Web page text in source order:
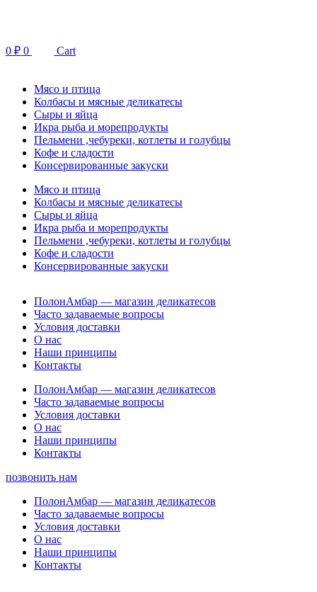
0 ₽ 0 Cart
Мясо и птица
Колбасы и мясные деликатесы
Сыры и яйца
Икра рыба и морепродукты
Пельмени ,чебуреки, котлеты и голубцы
Кофе и сладости
Консервированные закуски
Мясо и птица
Колбасы и мясные деликатесы
Сыры и яйца
Икра рыба и морепродукты
Пельмени ,чебуреки, котлеты и голубцы
Кофе и сладости
Консервированные закуски
ПолонАмбар — магазин деликатесов
Часто задаваемые вопросы
Условия доставки
О нас
Наши принципы
Контакты
ПолонАмбар — магазин деликатесов
Часто задаваемые вопросы
Условия доставки
О нас
Наши принципы
Контакты
позвонить нам
ПолонАмбар — магазин деликатесов
Часто задаваемые вопросы
Условия доставки
О нас
Наши принципы
Контакты